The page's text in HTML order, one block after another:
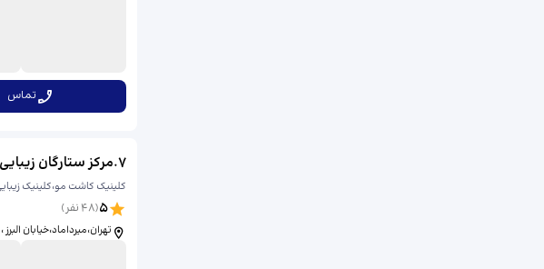
تماس
7
.مرکز ستارگان
کلینیک کاشت مو،کلینیک
5
(
48 نفر)
تهران،میرداماد،خیابان البرز ،خ قبادیان